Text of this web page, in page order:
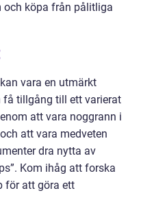
och köpa från pålitliga
vara en utmärkt
få tillgång till ett varierat
att vara noggrann i
att vara medveten
dra nytta av
Kom ihåg att forska
för att göra ett